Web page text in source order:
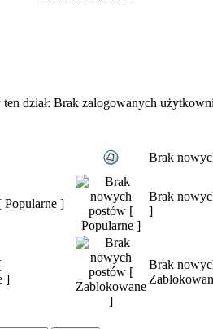
dział: Brak zalogowanych
Brak
Popularne ]
Brak
]
]
Brak